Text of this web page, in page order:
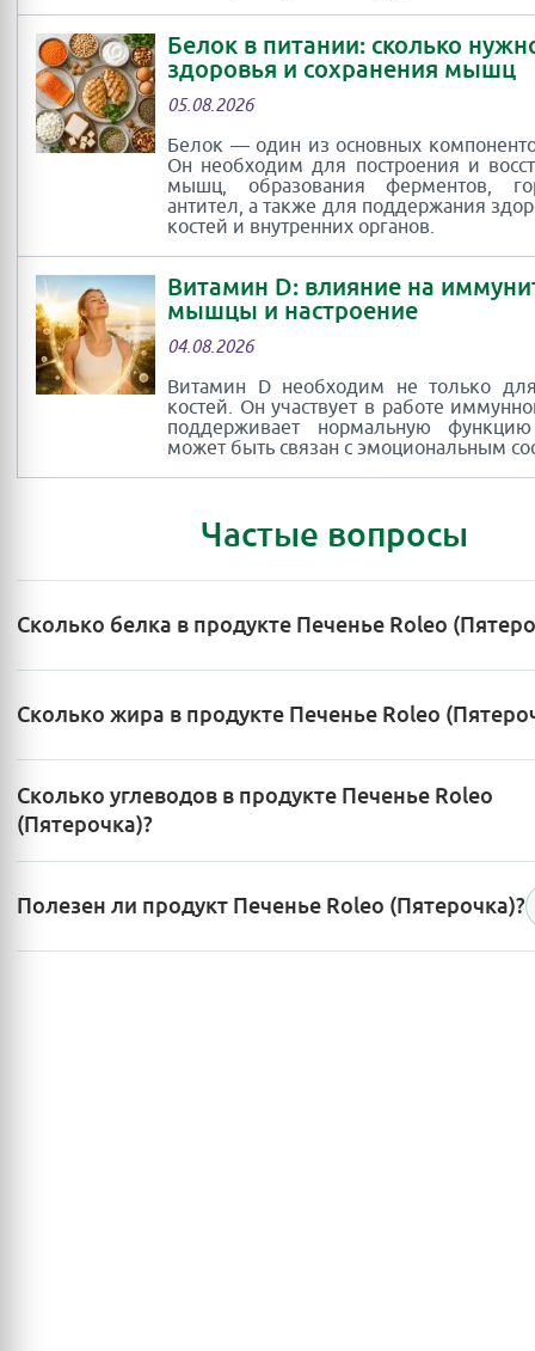
Белок в питании: сколько
здоровья и сохранения мышц
05.08.2026
Белок — один из основных
Он необходим для построения и
мышц, образования ферментов,
антител, а также для поддержания
костей и внутренних органов.
Витамин D: влияние на
мышцы и настроение
04.08.2026
Витамин D необходим не только
костей. Он участвует в работе
поддерживает нормальную
может быть связан с эмоциональным
Частые вопросы
Сколько белка в продукте Печенье Roleo
Сколько жира в продукте Печенье Roleo
Сколько углеводов в продукте Печенье Roleo
(Пятерочка)?
Полезен ли продукт Печенье Roleo (Пятерочка)?